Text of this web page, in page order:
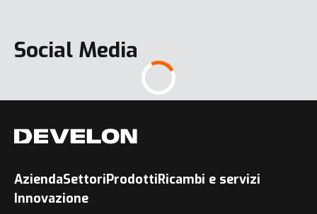
DL420-7
Social Media
AziendaSettoriProdottiRicambi e servizi
Innovazione